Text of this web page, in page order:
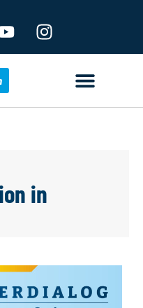
in